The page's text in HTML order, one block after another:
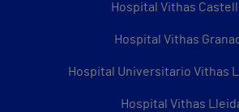
Hospital Vithas
Hospital Vithas
Hospital Universitario Vithas
Hospital Vithas